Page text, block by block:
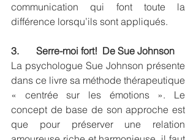
communication qui font toute la
différence lorsqu’ils sont appliqués.
3.       Serre-moi fort!  De Sue Johnson
La psychologue Sue Johnson présente
dans ce livre sa méthode thérapeutique
« centrée sur les émotions ». Le
concept de base de son approche est
que pour préserver une relation